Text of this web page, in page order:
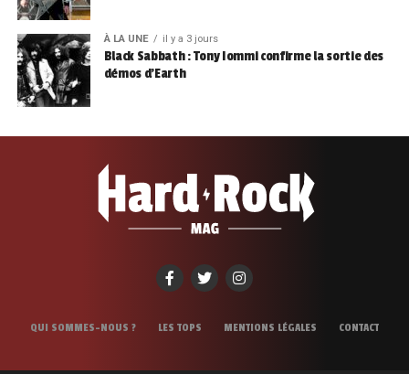
À LA UNE il y a 3 jours
Black Sabbath : Tony Iommi confirme la sortie des
démos d’Earth
QUI SOMMES-NOUS ? LES TOPS MENTIONS LÉGALES CONTACT